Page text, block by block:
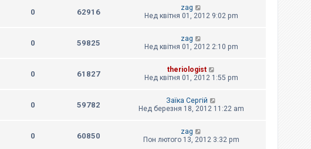
0 62916
zag
Нед квітня 01, 2012 9:02 pm
0 59825
zag
Нед квітня 01, 2012 2:10 pm
0 61827
theriologist
Нед квітня 01, 2012 1:55 pm
0 59782
Заїка Сергій
Нед березня 18, 2012 11:22 am
0 60850
zag
Пон лютого 13, 2012 3:32 pm